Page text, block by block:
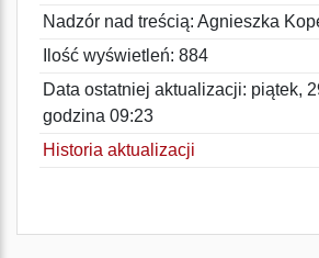
Nadzór nad treścią: Agnieszka
Ilość wyświetleń: 884
Data ostatniej aktualizacji: piątek,
godzina 09:23
Historia aktualizacji